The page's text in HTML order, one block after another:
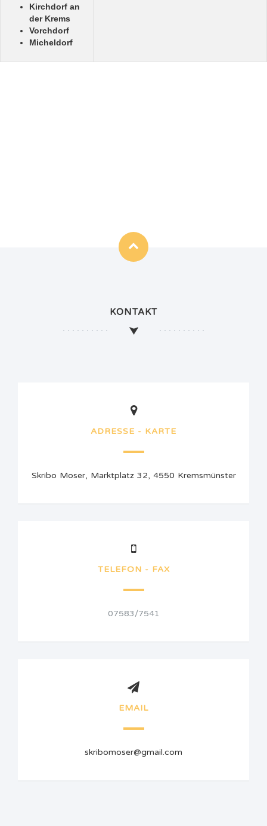
Kirchdorf an
der Krems
Vorchdorf
Micheldorf
KONTAKT
ADRESSE - KARTE
Skribo Moser, Marktplatz 32, 4550 Kremsmünster
TELEFON - FAX
07583/7541
EMAIL
skribomoser@gmail.com